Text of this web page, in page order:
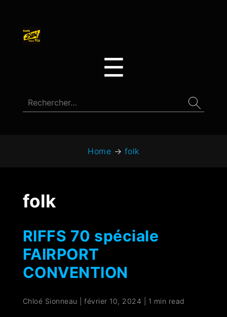
☰
Home → folk
folk
RIFFS 70 spéciale
FAIRPORT
CONVENTION
Chloé Sionneau |février 10, 2024 1 min read